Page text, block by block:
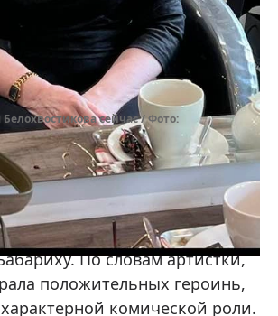
сейчас / Фото:
фильме «Сказка о царе
Николаевна воплотила
По словам артистки,
положительных героинь,
комической роли.